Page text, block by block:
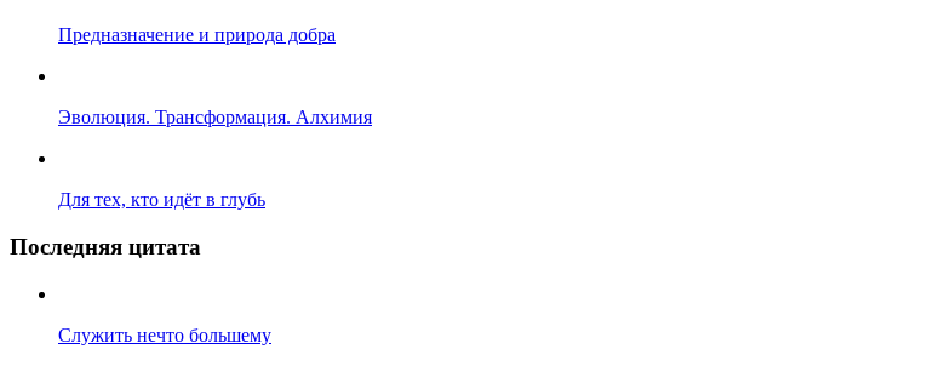
Предназначение и природа добра
Эволюция. Трансформация. Алхимия
Для тех, кто идёт в глубь
Последняя цитата
Служить нечто большему